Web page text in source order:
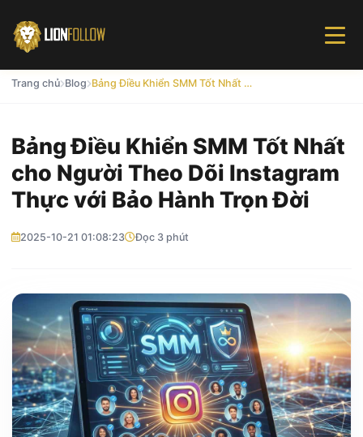
Trang chủ Blog Bảng Điều Khiển SMM Tốt Nhất cho Người Theo Dõi Instagram Thực với Bảo Hành Trọn Đời
Bảng Điều Khiển SMM Tốt Nhất
cho Người Theo Dõi Instagram
Thực với Bảo Hành Trọn Đời
2025-10-21 01:08:23 Đọc 3 phút